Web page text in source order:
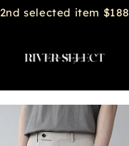
2nd selected item $188